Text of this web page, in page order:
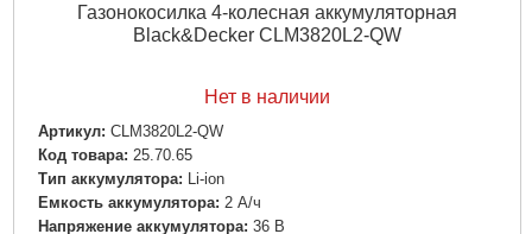
Газонокосилка 4-колесная аккумуляторная
Black&Decker CLM3820L2-QW
Нет в наличии
Артикул: CLM3820L2-QW
Код товара: 25.70.65
Тип аккумулятора: Li-ion
Емкость аккумулятора: 2 А/ч
Напряжение аккумулятора: 36 В